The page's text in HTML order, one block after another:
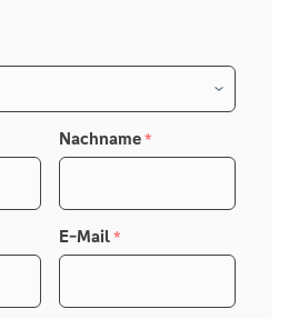
Nachname *
E-Mail *